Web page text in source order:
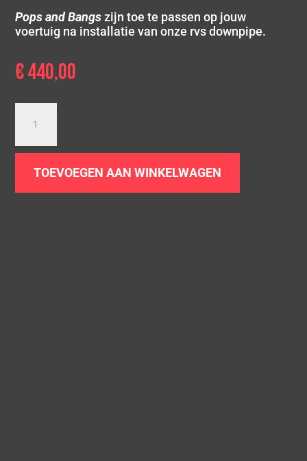
Pops and Bangszijn toe te passen op jouw
voertuig na installatie van onze rvs downpipe.
€440,00
Ford
RS
MK2
TOEVOEGEN AAN WINKELWAGEN